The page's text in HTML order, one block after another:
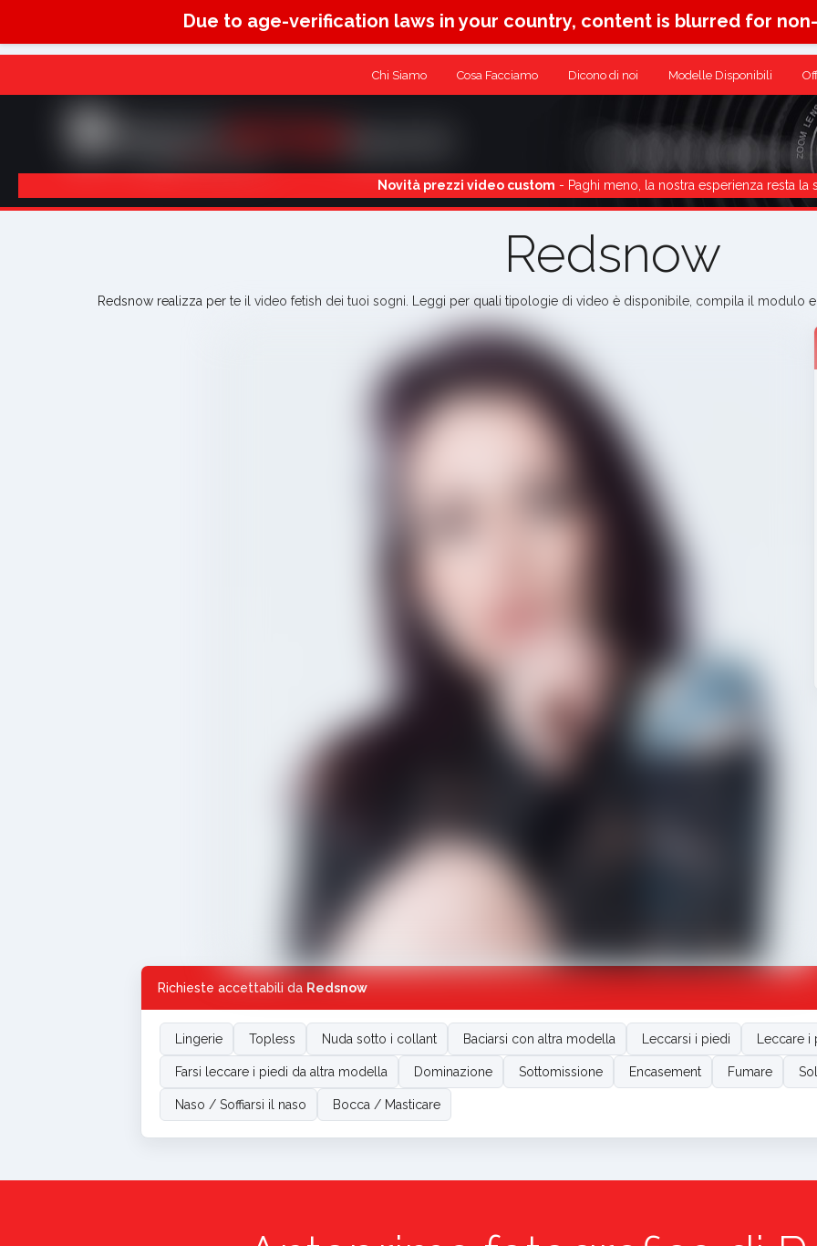
Due to age-verification laws in your country, content is blurred for
Chi Siamo Cosa Facciamo Dicono di noi Modelle Disponibili
Novità prezzi video custom - Paghi meno, la nostra esperienza resta la
Redsnow
Redsnow realizza per te il video fetish dei tuoi sogni. Leggi per quali tipologie di video è disponibile, compila il modulo
Richieste accettabili da Redsnow
Lingerie Topless Nuda sotto i collant Baciarsi con altra modella Leccarsi i piedi Leccare
Farsi leccare i piedi da altra modella Dominazione Sottomissione Encasement Fumare
Naso / Soffiarsi il naso Bocca / Masticare